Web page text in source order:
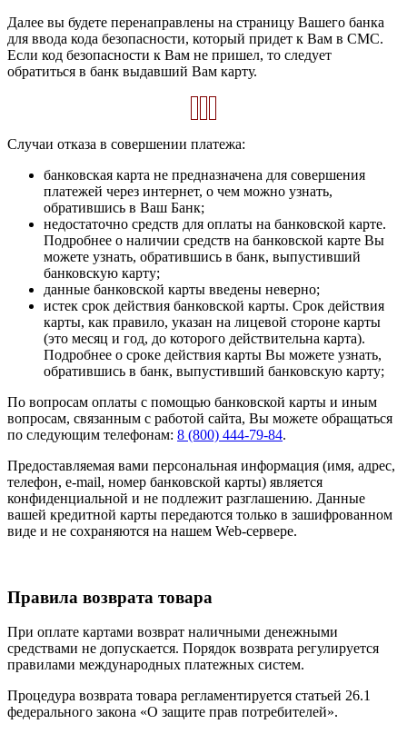
Далее вы будете перенаправлены на страницу Вашего банка
для ввода кода безопасности, который придет к Вам в СМС.
Если код безопасности к Вам не пришел, то следует
обратиться в банк выдавший Вам карту.
Случаи отказа в совершении платежа:
банковская карта не предназначена для совершения
платежей через интернет, о чем можно узнать,
обратившись в Ваш Банк;
недостаточно средств для оплаты на банковской карте.
Подробнее о наличии средств на банковской карте Вы
можете узнать, обратившись в банк, выпустивший
банковскую карту;
данные банковской карты введены неверно;
истек срок действия банковской карты. Срок действия
карты, как правило, указан на лицевой стороне карты
(это месяц и год, до которого действительна карта).
Подробнее о сроке действия карты Вы можете узнать,
обратившись в банк, выпустивший банковскую карту;
По вопросам оплаты с помощью банковской карты и иным
вопросам, связанным с работой сайта, Вы можете обращаться
по следующим телефонам: 8 (800) 444-79-84.
Предоставляемая вами персональная информация (имя, адрес,
телефон, e-mail, номер банковской карты) является
конфиденциальной и не подлежит разглашению. Данные
вашей кредитной карты передаются только в зашифрованном
виде и не сохраняются на нашем Web-сервере.
Правила возврата товара
При оплате картами возврат наличными денежными
средствами не допускается. Порядок возврата регулируется
правилами международных платежных систем.
Процедура возврата товара регламентируется статьей 26.1
федерального закона «О защите прав потребителей».